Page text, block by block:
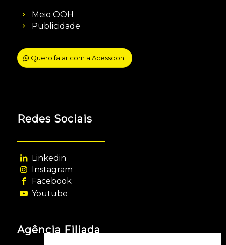
Meio OOH
Publicidade
Quero falar com a Acessooh
Redes Sociais
Linkedin
Instagram
Facebook
Youtube
Agência Filiada